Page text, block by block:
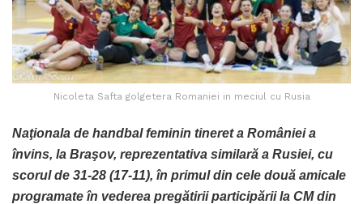
Nicoleta Safta golgetera Romaniei in meciul cu Rusia
Naţionala de handbal feminin tineret a României a
învins, la Braşov, reprezentativa similară a Rusiei, cu
scorul de 31-28 (17-11), în primul din cele două amicale
programate în vederea pregătirii participării la CM din